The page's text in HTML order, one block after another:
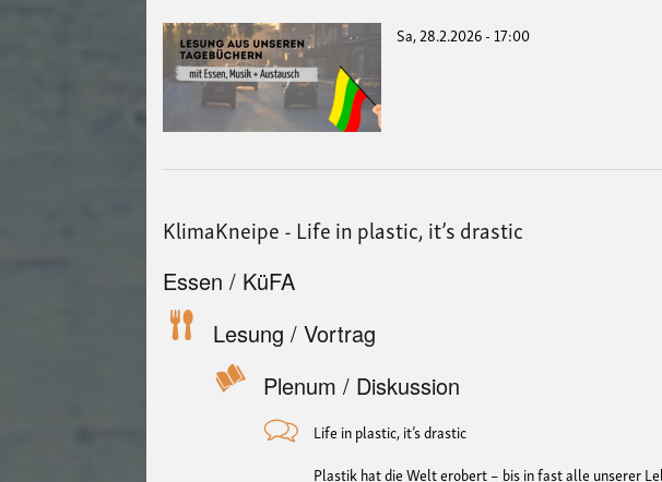
Sa, 28.2.2026 - 17:00
KlimaKneipe - Life in plastic, it’s drastic
Essen / KüFA
Lesung / Vortrag
Plenum / Diskussion
Life in plastic, it’s drastic
Plastik hat die Welt erobert – bis in fast alle unserer